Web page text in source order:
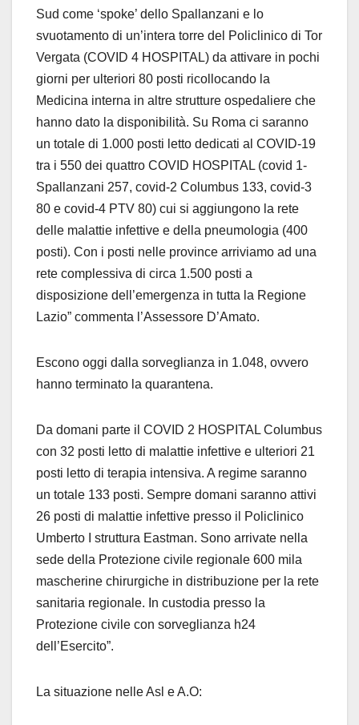
Sud come ‘spoke’ dello Spallanzani e lo
svuotamento di un’intera torre del Policlinico di Tor
Vergata (COVID 4 HOSPITAL) da attivare in pochi
giorni per ulteriori 80 posti ricollocando la
Medicina interna in altre strutture ospedaliere che
hanno dato la disponibilità. Su Roma ci saranno
un totale di 1.000 posti letto dedicati al COVID-19
tra i 550 dei quattro COVID HOSPITAL (covid 1-
Spallanzani 257, covid-2 Columbus 133, covid-3
80 e covid-4 PTV 80) cui si aggiungono la rete
delle malattie infettive e della pneumologia (400
posti). Con i posti nelle province arriviamo ad una
rete complessiva di circa 1.500 posti a
disposizione dell’emergenza in tutta la Regione
Lazio” commenta l’Assessore D’Amato.
Escono oggi dalla sorveglianza in 1.048, ovvero
hanno terminato la quarantena.
Da domani parte il COVID 2 HOSPITAL Columbus
con 32 posti letto di malattie infettive e ulteriori 21
posti letto di terapia intensiva. A regime saranno
un totale 133 posti. Sempre domani saranno attivi
26 posti di malattie infettive presso il Policlinico
Umberto I struttura Eastman. Sono arrivate nella
sede della Protezione civile regionale 600 mila
mascherine chirurgiche in distribuzione per la rete
sanitaria regionale. In custodia presso la
Protezione civile con sorveglianza h24
dell’Esercito”.
La situazione nelle Asl e A.O: